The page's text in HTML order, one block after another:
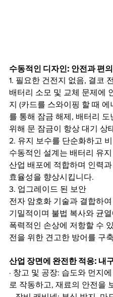
수동적인 디자인: 안전과 편
1. 필요한 건전지 없음, 결코
배터리 소모 및 교체 문제에
지 (카드를 스와이핑 할 때
를 통해 잠금 해제, 배터리
위해 문 잠금이 항상 대기 상
2. 유지 보수를 단순화하고
수동적인 설계는 배터리 유
산업 배포에 적합하며 인력
효율성을 향상시킵니다.
3. 업그레이드 된 보안
전자 암호화 기술과 결합하
기밀적이며 불법 복사와 균
폭력적인 손상에 저항할 수
전을 위한 견고한 방어를 구
산업 장면에 완전한 적응: 내
· 창고 및 공장: 습도와 먼지
로 작동하고, 재료의 안전을